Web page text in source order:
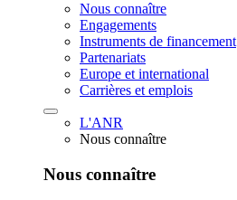
Nous connaître
Engagements
Instruments de financement
Partenariats
Europe et international
Carrières et emplois
L'ANR
Nous connaître
Nous connaître